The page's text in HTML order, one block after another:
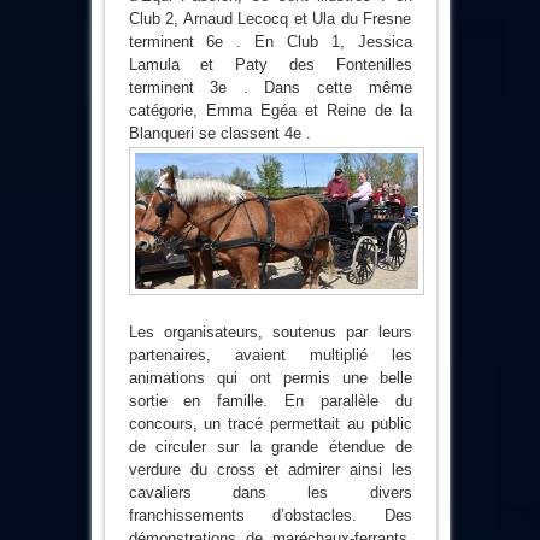
Club 2, Arnaud Lecocq et Ula du Fresne
terminent 6e . En Club 1, Jessica
Lamula et Paty des Fontenilles
terminent 3e . Dans cette même
catégorie, Emma Egéa et Reine de la
Blanqueri se classent 4e .
Les organisateurs, soutenus par leurs
partenaires, avaient multiplié les
animations qui ont permis une belle
sortie en famille. En parallèle du
concours, un tracé permettait au public
de circuler sur la grande étendue de
verdure du cross et admirer ainsi les
cavaliers dans les divers
franchissements d’obstacles. Des